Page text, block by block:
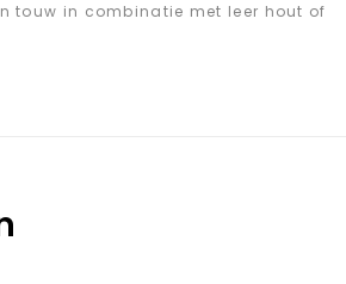
touw in combinatie met leer hout of